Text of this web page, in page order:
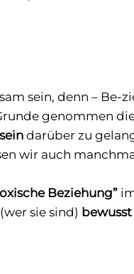
sein, denn – Be-
genommen
darüber zu
wir auch
Beziehung”
sie sind)